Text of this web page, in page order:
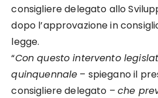
consigliere delegato allo
dopo l’approvazione in
legge.
“Con questo intervento
quinquennale – spiegano il
consigliere delegato – che